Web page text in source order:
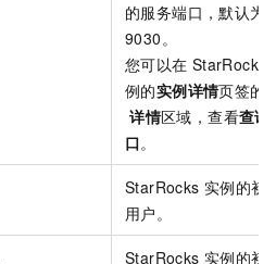
的服务端口，默认为
9030。
您可以在 StarRocks
例的实例详情页签的
详情区域，查看查询
口。
StarRocks 实例的初
用户。
StarRocks 实例的初